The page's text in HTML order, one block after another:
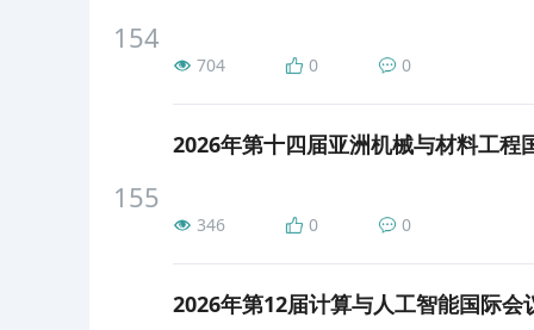
154
704 0 0
155
2026年第十四届亚洲机械与材料工程
346 0 0
2026年第12届计算与人工智能国际会